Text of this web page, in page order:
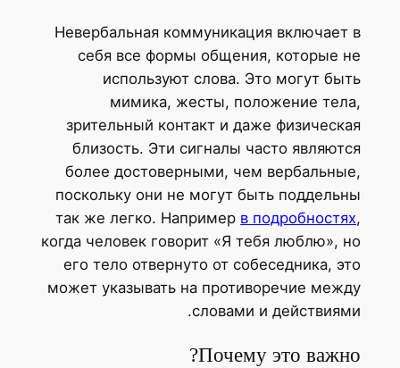
Невербальная коммуникация включает в
себя все формы общения, которые не
используют слова. Это могут быть
мимика, жесты, положение тела,
зрительный контакт и даже физическая
близость. Эти сигналы часто являются
более достоверными, чем вербальные,
поскольку они не могут быть поддельны
так же легко. Например в подробностях
когда человек говорит «Я тебя люблю», но
его тело отвернуто от собеседника, это
может указывать на противоречие между
словами и действиями.
Почему это важно?